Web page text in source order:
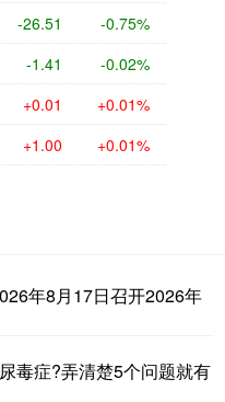
-26.51 -0.75%
-1.41 -0.02%
+0.01 +0.01%
+1.00 +0.01%
年8月17日召开2026年
毒症?弄清楚5个问题就有